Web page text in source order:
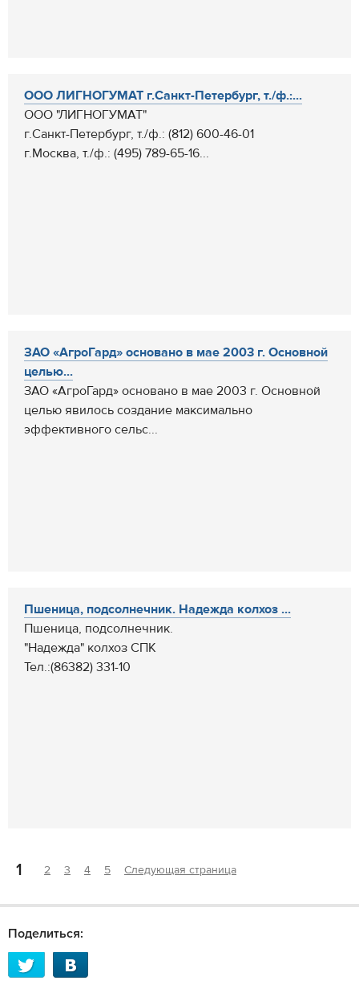
ООО ЛИГНОГУМАТ г.Санкт-Петербург, т./ф.:...
ООО "ЛИГНОГУМАТ"
г.Санкт-Петербург, т./ф.: (812) 600-46-01
г.Москва, т./ф.: (495) 789-65-16...
ЗАО «АгроГард» основано в мае 2003 г. Основной
целью...
ЗАО «АгроГард» основано в мае 2003 г. Основной
целью явилось создание максимально
эффективного сельс...
Пшеница, подсолнечник. Надежда колхоз ...
Пшеница, подсолнечник.
"Надежда" колхоз СПК
Тел.:(86382) 331-10
1 2 3 4 5 Следующая страница
Поделиться: